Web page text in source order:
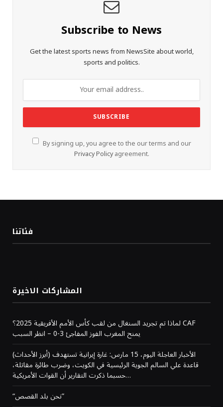
Subscribe to News
Get the latest sports news from NewsSite about world,
sports and politics.
By signing up, you agree to the our terms and our
Privacy Policyagreement.
فئاتنا
المشاركات الاخيرة
لماذا تم تجريد السنغال من لقب كأس الأمم الأفريقية 2025؟ CAF
يمنح المغرب الفوز المفاجئ 3-0 – انظر السبب
(أبرز الأحداث) الأخبار العاجلة اليوم، 15 مارس: غارة إيرانية تستهدف
قاعدة علي السالم الجوية الرئيسية في الكويت، وضرب طائرة مقاتلة،
حسبما ذكرت التقارير أن القوات الأمريكية…
“نحن بلد القصص”